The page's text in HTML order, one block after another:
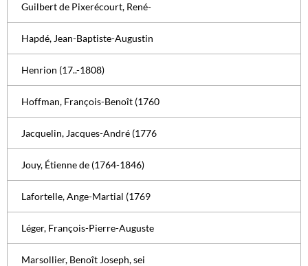
Guilbert de Pixerécourt, René-
Hapdé, Jean-Baptiste-Augustin
Henrion (17..-1808)
Hoffman, François-Benoît (1760
Jacquelin, Jacques-André (1776
Jouy, Étienne de (1764-1846)
Lafortelle, Ange-Martial (1769
Léger, François-Pierre-Auguste
Marsollier, Benoît Joseph, sei